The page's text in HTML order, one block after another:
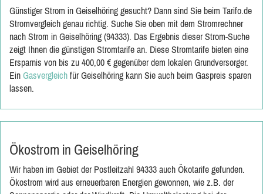
Günstiger Strom in Geiselhöring gesucht? Dann sind Sie beim Tarifo.de
Stromvergleich genau richtig. Suche Sie oben mit dem Stromrechner
nach Strom in Geiselhöring (94333). Das Ergebnis dieser Strom-Suche
zeigt Ihnen die günstigen Stromtarife an. Diese Stromtarife bieten eine
Ersparnis von bis zu 400,00 € gegenüber dem lokalen Grundversorger.
Ein Gasvergleich für Geiselhöring kann Sie auch beim Gaspreis sparen
lassen.
Ökostrom in Geiselhöring
Wir haben im Gebiet der Postleitzahl 94333 auch Ökotarife gefunden.
Ökostrom wird aus erneuerbaren Energien gewonnen, wie z.B. der